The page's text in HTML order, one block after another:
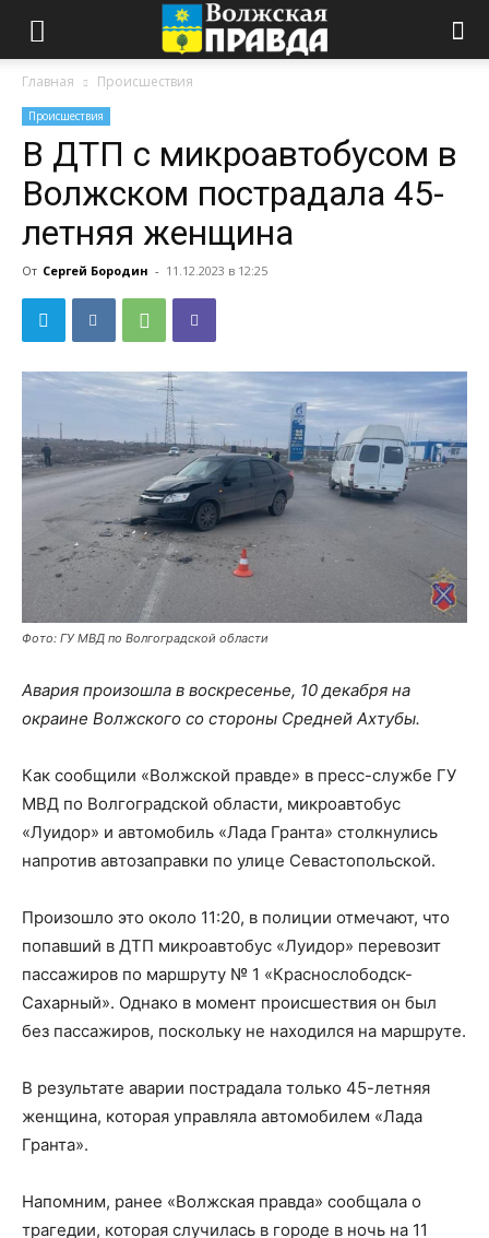
Главная Происшествия
Происшествия
В ДТП с микроавтобусом в
Волжском пострадала 45-
летняя женщина
От Сергей Бородин - 11.12.2023 в 12:25
Фото: ГУ МВД по Волгоградской области
Авария произошла в воскресенье, 10 декабря на
окраине Волжского со стороны Средней Ахтубы.
Как сообщили «Волжской правде» в пресс-службе ГУ
МВД по Волгоградской области, микроавтобус
«Луидор» и автомобиль «Лада Гранта» столкнулись
напротив автозаправки по улице Севастопольской.
Произошло это около 11:20, в полиции отмечают, что
попавший в ДТП микроавтобус «Луидор» перевозит
пассажиров по маршруту № 1 «Краснослободск-
Сахарный». Однако в момент происшествия он был
без пассажиров, поскольку не находился на маршруте.
В результате аварии пострадала только 45-летняя
женщина, которая управляла автомобилем «Лада
Гранта».
Напомним, ранее «Волжская правда» сообщала о
трагедии, которая случилась в городе в ночь на 11